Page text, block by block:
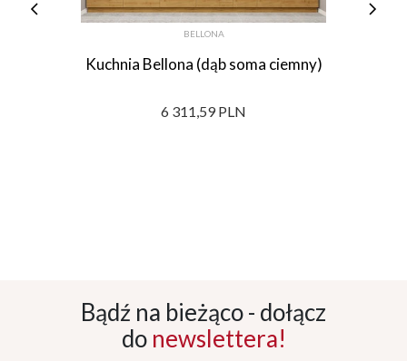
BELLONA
Kuchnia Bellona (dąb soma ciemny)
6 311,59 PLN
Bądź na bieżąco - dołącz
do newslettera!